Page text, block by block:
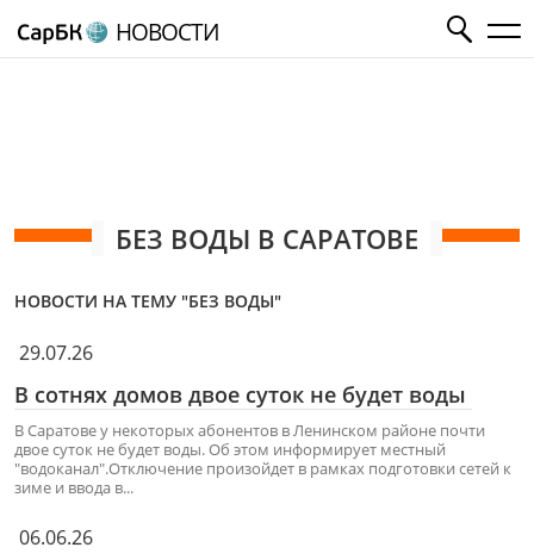
НОВОСТИ
БЕЗ ВОДЫ В САРАТОВЕ
НОВОСТИ НА ТЕМУ "БЕЗ ВОДЫ"
29.07.26
В сотнях домов двое суток не будет воды
В Саратове у некоторых абонентов в Ленинском районе почти
двое суток не будет воды. Об этом информирует местный
"водоканал".Отключение произойдет в рамках подготовки сетей к
зиме и ввода в...
06.06.26